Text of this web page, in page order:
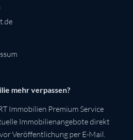
mehr verpassen?
Immobilien Premium Service
Immobilienangebote direkt
Veröffentlichung per E-Mail.